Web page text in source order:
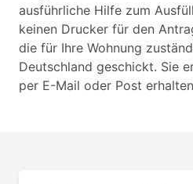
ausführliche Hilfe zum
keinen Drucker für den
die für Ihre Wohnung
Deutschland geschickt. Sie
per E-Mail oder Post